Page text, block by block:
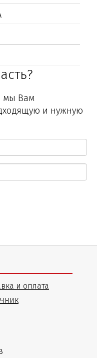
мы Вам
и нужную
и оплата